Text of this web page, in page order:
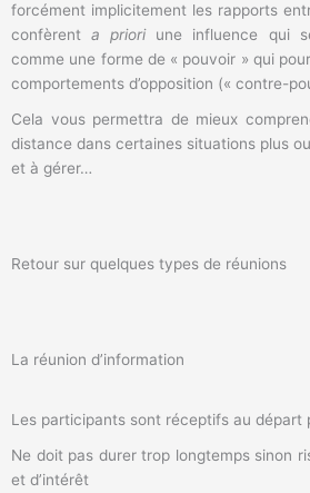
forcément implicitement les rapports
confèrenta prioriune influence qui
comme une forme de « pouvoir » qui
comportements d’opposition (« contre-
Cela vous permettra de mieux
distance dans certaines situations plus
et à gérer…
Retour sur quelques types de réunions
La réunion d’information
Les participants sont réceptifs au départ
Ne doit pas durer trop longtemps sinon
et d’intérêt